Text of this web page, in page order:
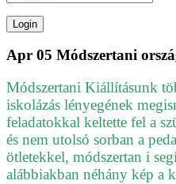
Apr 05 Módszertani
Módszertani Kiállításunk
iskolázás lényegének
feladatokkal keltette fel a
és nem utolsó sorban a
ötletekkel, módszertan i
alábbiakban néhány kép a